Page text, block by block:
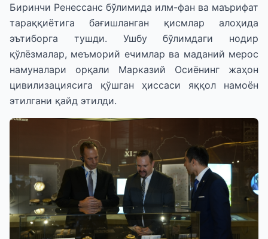
Биринчи Ренессанс бўлимида илм-фан ва маърифат
тараққиётига бағишланган қисмлар алоҳида
эътиборга тушди. Ушбу бўлимдаги нодир
қўлёзмалар, меъморий ечимлар ва маданий мерос
намуналари орқали Марказий Осиёнинг жаҳон
цивилизациясига қўшган ҳиссаси яққол намоён
этилгани қайд этилди.